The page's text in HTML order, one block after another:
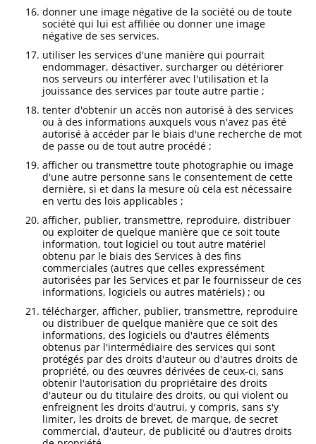
donner une image négative de la société ou de toute
société qui lui est affiliée ou donner une image
négative de ses services.
utiliser les services d'une manière qui pourrait
endommager, désactiver, surcharger ou détériorer
nos serveurs ou interférer avec l'utilisation et la
jouissance des services par toute autre partie ;
tenter d'obtenir un accès non autorisé à des services
ou à des informations auxquels vous n'avez pas été
autorisé à accéder par le biais d'une recherche de mot
de passe ou de tout autre procédé ;
afficher ou transmettre toute photographie ou image
d'une autre personne sans le consentement de cette
dernière, si et dans la mesure où cela est nécessaire
en vertu des lois applicables ;
afficher, publier, transmettre, reproduire, distribuer
ou exploiter de quelque manière que ce soit toute
information, tout logiciel ou tout autre matériel
obtenu par le biais des Services à des fins
commerciales (autres que celles expressément
autorisées par les Services et par le fournisseur de ces
informations, logiciels ou autres matériels) ; ou
télécharger, afficher, publier, transmettre, reproduire
ou distribuer de quelque manière que ce soit des
informations, des logiciels ou d'autres éléments
obtenus par l'intermédiaire des services qui sont
protégés par des droits d'auteur ou d'autres droits de
propriété, ou des œuvres dérivées de ceux-ci, sans
obtenir l'autorisation du propriétaire des droits
d'auteur ou du titulaire des droits, ou qui violent ou
enfreignent les droits d'autrui, y compris, sans s'y
limiter, les droits de brevet, de marque, de secret
commercial, d'auteur, de publicité ou d'autres droits